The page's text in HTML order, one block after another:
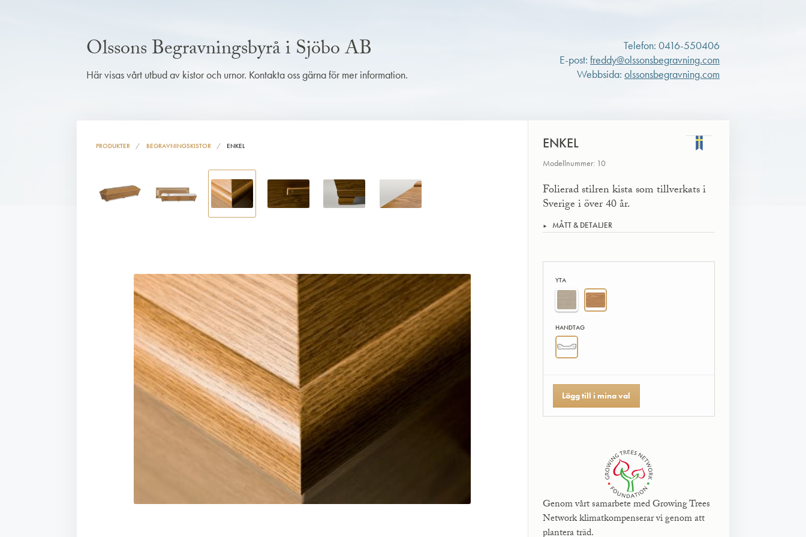
Olssons Begravningsbyrå i Sjöbo AB
Här visas vårt utbud av kistor och urnor. Kontakta oss gärna för mer information.
Telefon: 0416-550406
E-post: freddy@olssonsbegravning.com
Webbsida: olssonsbegravning.com
PRODUKTER BEGRAVNINGSKISTOR ENKEL ENKEL
Modellnummer: 10
Folierad stilren kista som tillverkats i
Sverige i över 40 år.
MÅTT & DETALJER
YTA
HANDTAG
Lägg till i mina val
Genom vårt samarbete med Growing Trees
Network klimatkompenserar vi genom att
plantera träd.